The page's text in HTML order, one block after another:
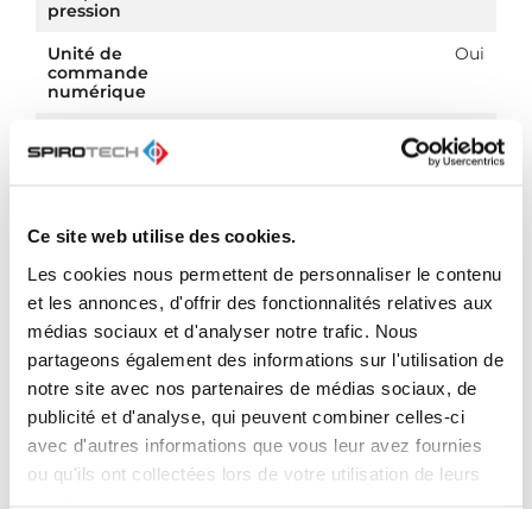
Ce site web utilise des cookies.
Les cookies nous permettent de personnaliser le contenu
et les annonces, d'offrir des fonctionnalités relatives aux
médias sociaux et d'analyser notre trafic. Nous
partageons également des informations sur l'utilisation de
notre site avec nos partenaires de médias sociaux, de
publicité et d'analyse, qui peuvent combiner celles-ci
avec d'autres informations que vous leur avez fournies
ou qu'ils ont collectées lors de votre utilisation de leurs
pression
Unité de
commande
numérique
Oui
Double pompe
Oui
Compresseur
Diamètre
nominal du
raccord
d'expansion
1 inch (25)
Positionnement
horizontal
Non
Tension
d'alimentation
230.0 V